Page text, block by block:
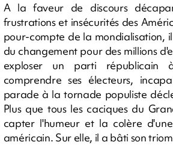
A la faveur de discours
frustrations et insécurités des
pour-compte de la mondialisation,
du changement pour des millions
exploser un parti
comprendre ses électeurs,
parade à la tornade populiste
Plus que tous les caciques du
capter l'humeur et la colère
américain. Sur elle, il a bâti son